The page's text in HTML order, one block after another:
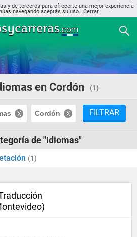
y de terceros para ofrecerte una mejor experiencia
navegando aceptás su uso.. Cerrar
en Cordón (1)
Cordón FILTRAR
de "Idiomas"
(1)